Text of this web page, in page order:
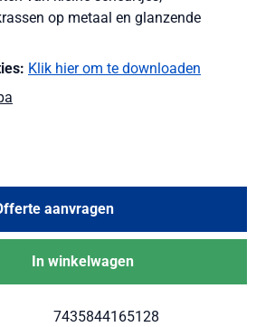
op metaal en glanzende
Klik hier om te downloaden
aanvragen
In winkelwagen
7435844165128